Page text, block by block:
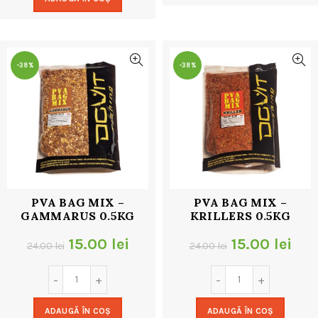
fost:
-38%
PVA BAG MIX –
GAMMARUS 0.5KG
24.00lei Prețul
inițial
a
15.00 lei
ADAUGĂ ÎN COȘ
-38%
PVA BAG MIX –
KRILLERS 0.5KG
24.00lei Prețul
inițial
a
15.00 lei
ADAUGĂ ÎN COȘ